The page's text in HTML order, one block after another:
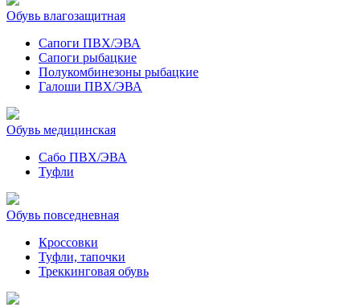
Обувь влагозащитная
Сапоги ПВХ/ЭВА
Сапоги рыбацкие
Полукомбинезоны рыбацкие
Галоши ПВХ/ЭВА
Обувь медицинская
Сабо ПВХ/ЭВА
Туфли
Обувь повседневная
Кроссовки
Туфли, тапочки
Треккинговая обувь